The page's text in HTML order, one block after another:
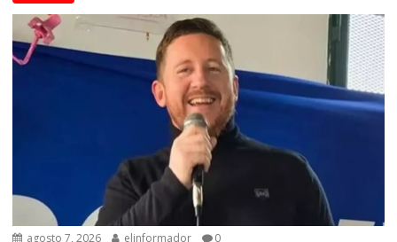
agosto 7, 2026 elinformador 0